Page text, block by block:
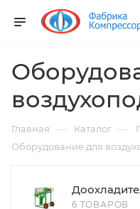
Главная — Каталог —
Оборудование для
6 ТОВАРОВ